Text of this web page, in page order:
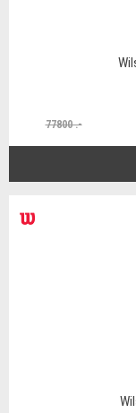
77800 .-